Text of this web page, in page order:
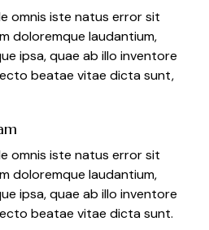
omnis iste natus error sit
doloremque laudantium,
ipsa, quae ab illo inventore
beatae vitae dicta sunt,
omnis iste natus error sit
doloremque laudantium,
ipsa, quae ab illo inventore
beatae vitae dicta sunt.